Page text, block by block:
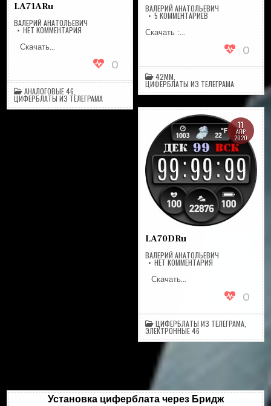
ВАЛЕРИЙ АНАТОЛЬЕВИЧ
5 КОММЕНТАРИЕВК
Скачать :…
0
42MM
ЦИФЕРБЛАТЫ ИЗ ТЕЛЕГРАМА
LA71ARu
ВАЛЕРИЙ АНАТОЛЬЕВИЧ
НЕТ КОММЕНТАРИЯНА
Скачать…
0
АНАЛОГОВЫЕ 46
ЦИФЕРБЛАТЫ ИЗ ТЕЛЕГРАМА
11
АПР
2020
LA70DRu
ВАЛЕРИЙ АНАТОЛЬЕВИЧ
НЕТ КОММЕНТАРИЯНА
Скачать…
0
ЦИФЕРБЛАТЫ ИЗ ТЕЛЕГРАМА
ЭЛЕКТРОННЫЕ 46
Установка циферблата через Бридж